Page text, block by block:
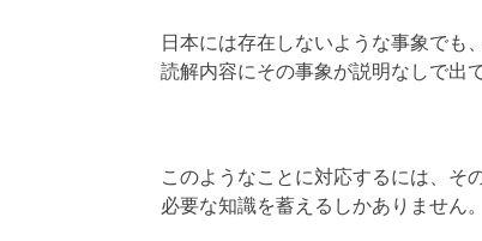
日本には存在しないような事象でも
読解内容にその事象が説明なしで出
このようなことに対応するには、そ
必要な知識を蓄えるしかありません。